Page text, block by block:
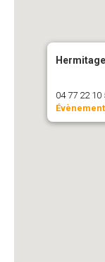
04 77 22